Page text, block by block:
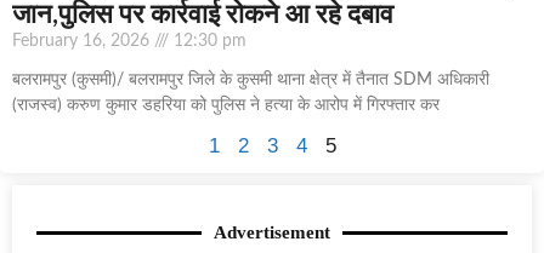
जान,पुलिस पर कार्रवाई रोकने आ रहे दबाव
February 16, 2026 12:30 pm
बलरामपुर (कुसमी)/ बलरामपुर जिले के कुसमी थाना क्षेत्र में तैनात SDM अधिकारी
(राजस्व) करुण कुमार डहरिया को पुलिस ने हत्या के आरोप में गिरफ्तार कर
1 2 3 4 5
Advertisement